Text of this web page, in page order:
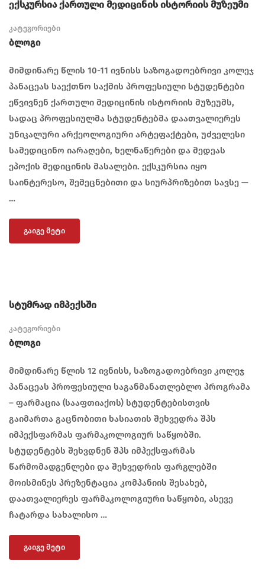
ექსკურსია ქართული მედიცინის ისტორიის მუზეუმი
კატეგორიები
Ბლოგი
მიმდინარე წლის 10-11 ივნისს საზოგადოებრივი კოლეჯ
პანაცეას საექთნო საქმის პროფესიული სტუდენტები
ეწვივნენ ქართული მედიცინის ისტორიის მუზეუმს,
სადაც პროფესიულმა სტუდენტებმა დაათვალიერეს
უნიკალური არქეოლოგიური არტეფაქტები, უძველესი
სამედიცინო იარაღები, ხელნაწერები და მედეას
ეპოქის მედიცინის მასალები. ექსკურსია იყო
საინტერესო, შემეცნებითი და სიურპრიზებით სავსე —
…
ᲒᲐᲘᲒᲔ ᲛᲔᲢᲘ
სტუმრად იმპექსში
კატეგორიები
Ბლოგი
მიმდინარე წლის 12 ივნისს, საზოგადოებრივი კოლეჯ
პანაცეას პროფესიული საგანმანათლებლო პროგრამა
– ფარმაცია (სააფთიაქოს) სტუდენტებისთვის
გაიმართა გაცნობითი ხასიათის შეხვედრა შპს
იმპექსფარმას ფარმაკოლოგიურ საწყობში.
სტუდენტებს შეხვდნენ შპს იმპექსფარმას
წარმომადგენლები და შეხვედრის ფარგლებში
მოისმინეს პრეზენტაცია კომპანიის შესახებ,
დაათვალიერეს ფარმაკოლოგიური საწყობი, ასევე
ჩატარდა სახალისო …
ᲒᲐᲘᲒᲔ ᲛᲔᲢᲘ